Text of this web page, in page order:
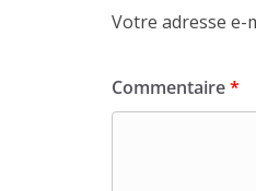
Votre adresse e-
Commentaire*